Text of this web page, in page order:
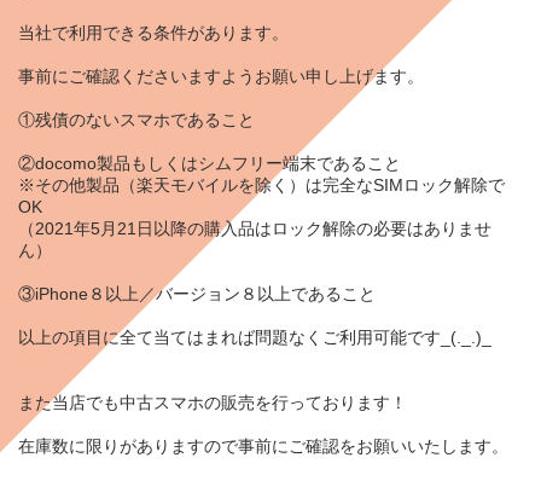
当社で利用できる条件があります。
事前にご確認くださいますようお願い申し上げます。
①残債のないスマホであること
②docomo製品もしくはシムフリー端末であること
※その他製品（楽天モバイルを除く）は完全なSIMロック解除で
OK
（2021年5月21日以降の購入品はロック解除の必要はありませ
ん）
③iPhone８以上／バージョン８以上であること
以上の項目に全て当てはまれば問題なくご利用可能です_(._.)_
また当店でも中古スマホの販売を行っております！
在庫数に限りがありますので事前にご確認をお願いいたします。